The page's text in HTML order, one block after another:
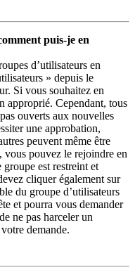
puis-je en
d’utilisateurs en
» depuis le
Si vous souhaitez en
approprié. Cependant, tous
ouverts aux nouvelles
une approbation,
peuvent même être
pouvez le rejoindre en
est restreint et
cliquer également sur
du groupe d’utilisateurs
et pourra vous demander
ne pas harceler un
demande.